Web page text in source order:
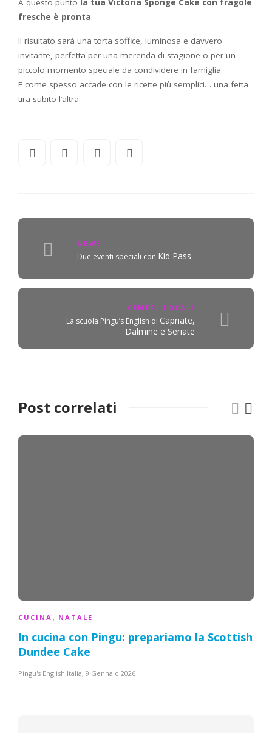
A questo punto la tua Victoria Sponge Cake con fragole
fresche è pronta.
Il risultato sarà una torta soffice, luminosa e davvero
invitante, perfetta per una merenda di stagione o per un
piccolo momento speciale da condividere in famiglia.
E come spesso accade con le ricette più semplici… una fetta
tira subito l’altra.
NEWS
Due eventi speciali con Kid Pass
CENTRI LOCALI
La scuola Pingu’s English di Capriate,
Dalmine e Seriate
Post correlati
CUCINA , NATALE
In cucina con Pingu: prepariamo la Scottish
Dundee Cake
Pingu's English Italia, 9 Gennaio 2026